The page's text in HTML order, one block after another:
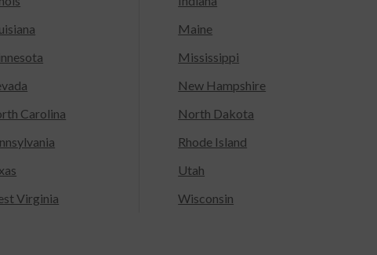
Maine
Mississippi
New Hampshire
Carolina
North Dakota
Rhode Island
Utah
Virginia
Wisconsin